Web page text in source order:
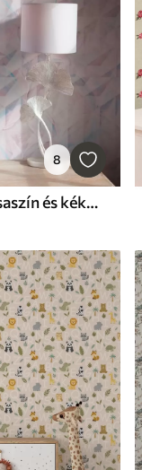
8
Falvédő Absztrakt rózsaszín és kék geometriai minták